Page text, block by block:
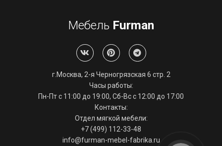
Мебель Furman
г.Москва, 2-я Черногрязская 6 стр. 2
Часы работы:
Пн-Пт с 11:00 до 19:00, Сб-Вс с 12:00 до 17:00
Контакты:
Отдел мягкой мебели:
+7 (499) 112-33-48
info@furman-mebel-fabrika.ru